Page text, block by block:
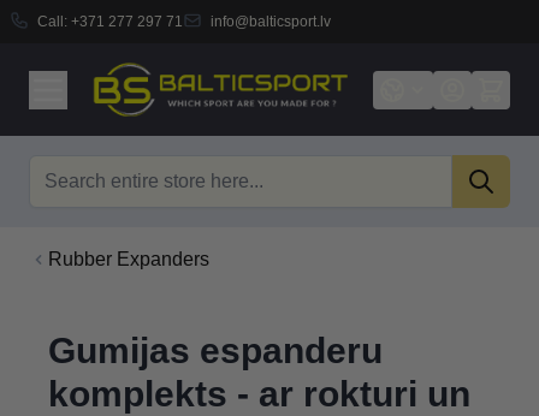
Call: +371 277 297 71 info@balticsport.lv
Rubber Expanders
Gumijas espanderu
komplekts - ar rokturi un